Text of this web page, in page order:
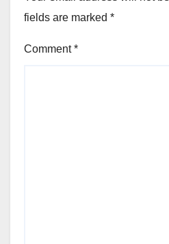
fields are marked *
Comment*